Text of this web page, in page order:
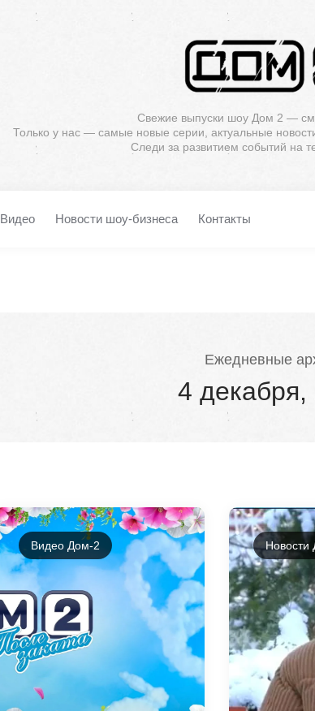
Свежие выпуски шоу Дом 2 —
Только у нас — самые новые серии, актуальные
Следи за развитием событий на
Видео Новости шоу-бизнеса Контакты
Ежедневные
4 декабря,
Видео Дом-2 Новости